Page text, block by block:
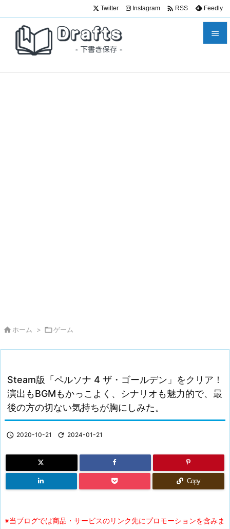

Twitter Instagram  RSS Feedly
 ホーム > ゲーム
Steam版「ペルソナ 4 ザ・ゴールデン」をクリア！
演出もBGMもかっこよく、シナリオも魅力的で、最
後の方の切ない気持ちが胸にしみた。
 2020-10-21  2024-01-21
Copy
※当ブログでは商品・サービスのリンク先にプロモーションを含みま